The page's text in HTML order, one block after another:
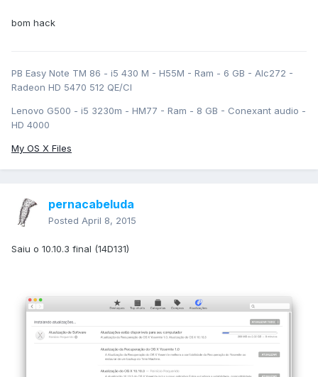
bom hack
PB Easy Note TM 86 - i5 430 M - H55M - Ram - 6 GB - Alc272 -
Radeon HD 5470 512 QE/CI
Lenovo G500 - i5 3230m - HM77 - Ram - 8 GB - Conexant audio -
HD 4000
My OS X Files
pernacabeluda
Posted April 8, 2015
Saiu o 10.10.3 final (14D131)